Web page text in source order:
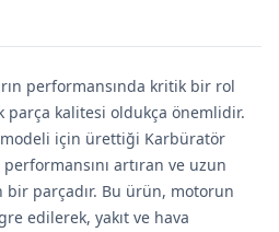
performansında kritik bir rol
parça kalitesi oldukça önemlidir.
modeli için ürettiği Karbüratör
artıran ve uzun
parçadır. Bu ürün, motorun
edilerek, yakıt ve hava